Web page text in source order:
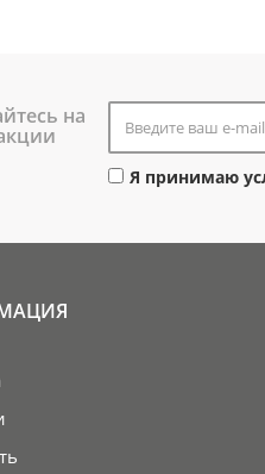
на
Я принимаю